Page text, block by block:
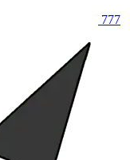
777